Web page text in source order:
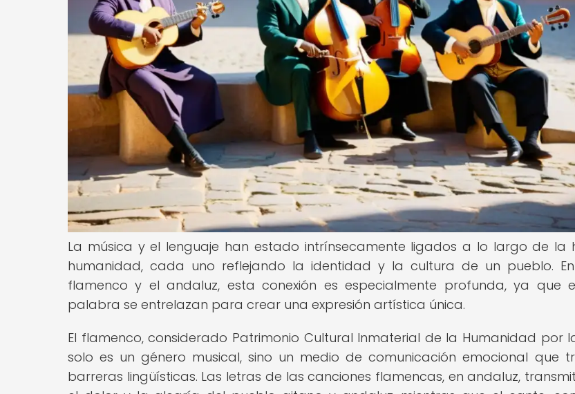
La música y el lenguaje han estado intrínsecamente ligados a lo largo de la
humanidad, cada uno reflejando la identidad y la cultura de un pueblo.
flamenco y el andaluz, esta conexión es especialmente profunda, ya que
palabra se entrelazan para crear una expresión artística única.
El flamenco, considerado Patrimonio Cultural Inmaterial de la Humanidad por la
solo es un género musical, sino un medio de comunicación emocional que
barreras lingüísticas. Las letras de las canciones flamencas, en andaluz,